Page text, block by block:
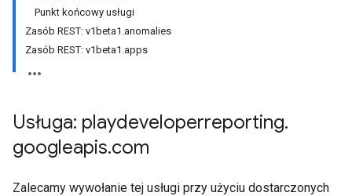
Punkt końcowy usługi
Zasób REST: v1beta1.anomalies
Zasób REST: v1beta1.apps
Usługa: playdeveloperreporting.
googleapis.com
Zalecamy wywołanie tej usługi przy użyciu dostarczonych